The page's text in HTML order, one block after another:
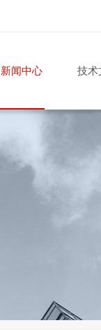
新闻中心 技术